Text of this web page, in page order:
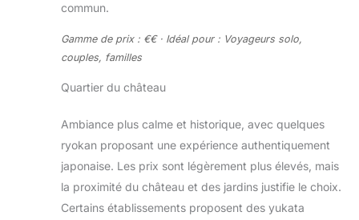
commun.
Gamme de prix : €€ · Idéal pour : Voyageurs solo,
couples, familles
Quartier du château
Ambiance plus calme et historique, avec quelques
ryokan proposant une expérience authentiquement
japonaise. Les prix sont légèrement plus élevés, mais
la proximité du château et des jardins justifie le choix.
Certains établissements proposent des yukata